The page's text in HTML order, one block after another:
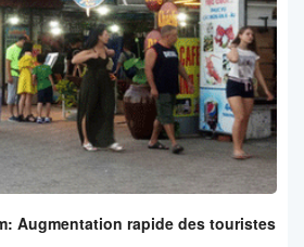
Augmentation rapide des touristes